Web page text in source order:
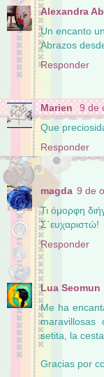
Alexandra
Un encanto
Abrazos
Responder
Marien 9 de
Que
Responder
magda 9 de
Τι όμορφη
Σ΄ευχαριστώ!
Responder
Lua Seomun
Me ha
setita, la
Gracias por